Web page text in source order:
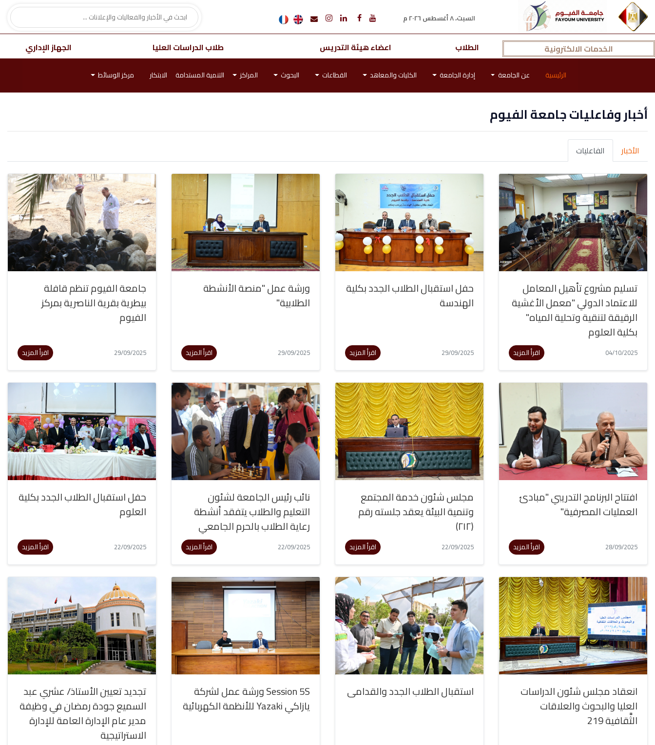
السبت، ٨ أغسطس ٢٠٢٦ م
الخدمات الالكترونية الطلاب اعضاء هيئة التدريس طلاب الدراسات العليا الجهاز الإداري
الرئيسية عن الجامعة إدارة الجامعة الكليات والمعاهد القطاعات البحوث المراكز التنمية المستدامة الابتكار مركز الوسائط
أخبار وفاعليات جامعة الفيوم
الأخبار الفاعليات
تسليم مشروع تأهيل المعامل
للاعتماد الدولي "معمل الأغشية
الرقيقة لتنقية وتحلية المياه"
بكلية العلوم
04/10/2025 اقرأ المزيد
حفل استقبال الطلاب الجدد بكلية
الهندسة
29/09/2025 اقرأ المزيد
ورشة عمل "منصة الأنشطة
الطلابية"
29/09/2025 اقرأ المزيد
جامعة الفيوم تنظم قافلة
بيطرية بقرية الناصرية بمركز
الفيوم
29/09/2025 اقرأ المزيد
افتتاح البرنامج التدريبي "مبادئ
العمليات المصرفية"
28/09/2025 اقرأ المزيد
مجلس شئون خدمة المجتمع
وتنمية البيئة يعقد جلسته رقم
(٢١٢)
22/09/2025 اقرأ المزيد
نائب رئيس الجامعة لشئون
التعليم والطلاب يتفقد أنشطة
رعاية الطلاب بالحرم الجامعي
22/09/2025 اقرأ المزيد
حفل استقبال الطلاب الجدد بكلية
العلوم
22/09/2025 اقرأ المزيد
انعقاد مجلس شئون الدراسات
العليا والبحوث والعلاقات
الثَّقافية 219
استقبال الطلاب الجدد والقدامى
Session 5S ورشة عمل لشركة
يازاكي Yazaki للأنظمة الكهربائية
تجديد تعيين الأستاذ/ عشري عبد
السميع جودة رمضان في وظيفة
مدير عام الإدارة العامة للإدارة
الاستراتيجية